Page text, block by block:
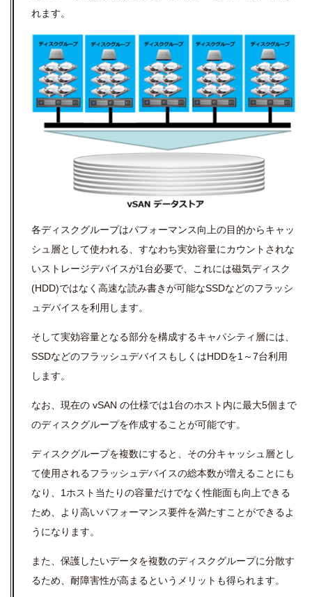
れます。
各ディスクグループはパフォーマンス向上の目的からキャッ
シュ層として使われる、すなわち実効容量にカウントされな
いストレージデバイスが1台必要で、これには磁気ディスク
(HDD)ではなく高速な読み書きが可能なSSDなどのフラッシ
ュデバイスを利用します。
そして実効容量となる部分を構成するキャパシティ層には、
SSDなどのフラッシュデバイスもしくはHDDを1～7台利用
します。
なお、現在の vSAN の仕様では1台のホスト内に最大5個まで
のディスクグループを作成することが可能です。
ディスクグループを複数にすると、その分キャッシュ層とし
て使用されるフラッシュデバイスの総本数が増えることにも
なり、1ホスト当たりの容量だけでなく性能面も向上できる
ため、より高いパフォーマンス要件を満たすことができるよ
うになります。
また、 保護したいデータを複数のディスクグループに分散す
るため、耐障害性が高まるというメリットも得られます。